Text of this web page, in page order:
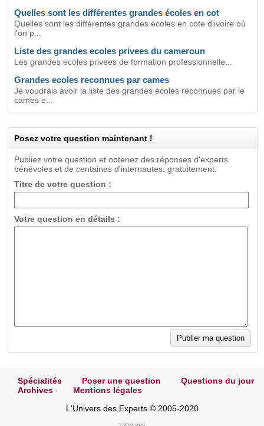
Quelles sont les différentes grandes écoles en cot
Quelles sont les différentes grandes écoles en cote d'ivoire où
l'on p...
Liste des grandes ecoles privees du cameroun
Les grandes ecoles privees de formation professionnelle...
Grandes ecoles reconnues par cames
Je voudrais avoir la liste des grandes ecoles reconnues par le
cames e...
Posez votre question maintenant !
Publiez votre question et obtenez des réponses d'experts
bénévoles et de centaines d'internautes, gratuitement.
Titre de votre question :
Votre question en détails :
Spécialités Poser une question
Questions du jour
Archives
Mentions légales
L'Univers des Experts © 2005-2020